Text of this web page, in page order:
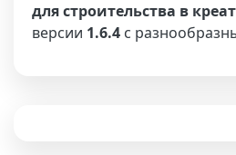
для строительства в
версии 1.6.4 с